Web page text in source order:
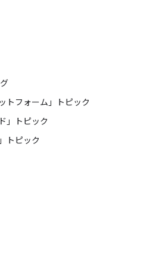
トフォーム」トピック
」トピック
トピック